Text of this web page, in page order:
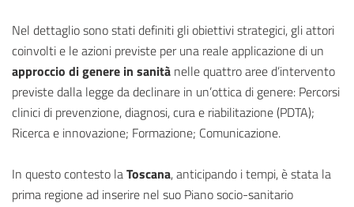
Nel dettaglio sono stati definiti gli obiettivi strategici, gli attori
coinvolti e le azioni previste per una reale applicazione di un
approccio di genere in sanità nelle quattro aree d’intervento
previste dalla legge da declinare in un’ottica di genere: Percorsi
clinici di prevenzione, diagnosi, cura e riabilitazione (PDTA);
Ricerca e innovazione; Formazione; Comunicazione.
In questo contesto laToscana, anticipando i tempi, è stata la
prima regione ad inserire nel suo Piano socio-sanitario